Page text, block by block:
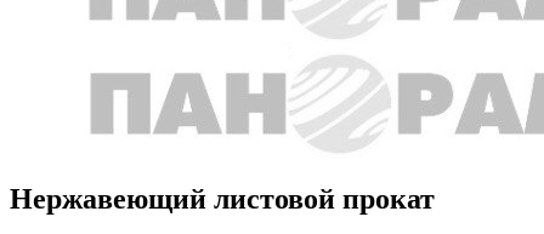
Нержавеющий листовой прокат